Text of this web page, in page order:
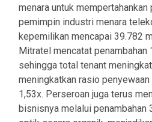
menara untuk
pemimpin industri menara
kepemilikan mencapai 39.782
Mitratel mencatat penambahan
sehingga total tenant
meningkatkan rasio
1,53x. Perseroan juga terus
bisnisnya melalui penambahan